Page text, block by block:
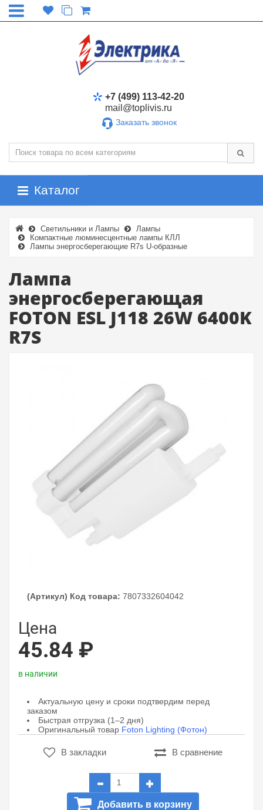
+7 (499) 113-42-20
mail@toplivis.ru
Заказать звонок
Каталог
Светильники и Лампы
Лампы
Компактные люминесцентные лампы КЛЛ
Лампы энергосберегающие R7s U-образные
Лампа
энергосберегающая
FOTON ESL J118 26W 6400K
R7S
(Артикул) Код товара: 7807332604042
Цена
45.84 ₽
в наличии
Актуальную цену и сроки подтвердим перед
заказом
Быстрая отгрузка (1–2 дня)
Оригинальный товар Foton Lighting (Фотон)
В закладки В сравнение
Добавить в корзину